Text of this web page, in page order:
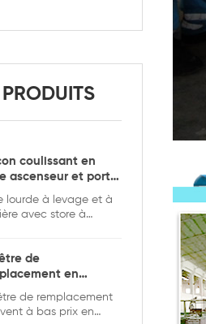
coulissant en
ascenseur et porte
lourde à levage et à
avec store à
de
en
double
de remplacement
à bas prix en